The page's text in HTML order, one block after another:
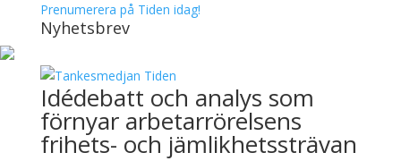
Prenumerera på Tiden idag!
Nyhetsbrev
Idédebatt och analys som
förnyar arbetarrörelsens
frihets- och jämlikhetssträvan